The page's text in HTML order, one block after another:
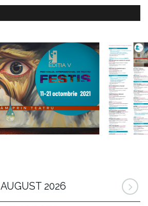
AUGUST 2026